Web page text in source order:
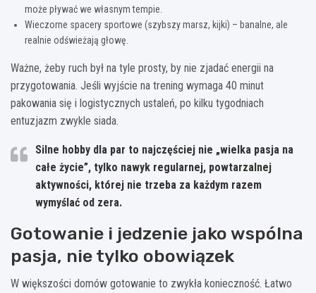
może pływać we własnym tempie.
Wieczorne spacery sportowe (szybszy marsz, kijki) – banalne, ale
realnie odświeżają głowę.
Ważne, żeby ruch był na tyle prosty, by nie zjadać energii na
przygotowania. Jeśli wyjście na trening wymaga 40 minut
pakowania się i logistycznych ustaleń, po kilku tygodniach
entuzjazm zwykle siada.
Silne hobby dla par to najczęściej nie „wielka pasja na
całe życie”, tylko nawyk regularnej, powtarzalnej
aktywności, której nie trzeba za każdym razem
wymyślać od zera.
Gotowanie i jedzenie jako wspólna
pasja, nie tylko obowiązek
W większości domów gotowanie to zwykła konieczność. Łatwo